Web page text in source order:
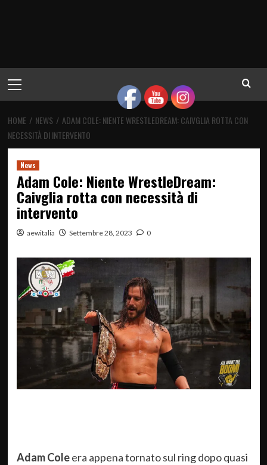
principale
HOME NEWS
ADAM COLE: NIENTE WRESTLEDREAM: CAIVGLIA ROTTA CON
NECESSITÀ DI INTERVENTO
News
Adam Cole: Niente WrestleDream:
Caivglia rotta con necessità di
intervento
aewitalia Settembre 28, 2023 0
Adam Coleera appena tornato sul ring dopo quasi